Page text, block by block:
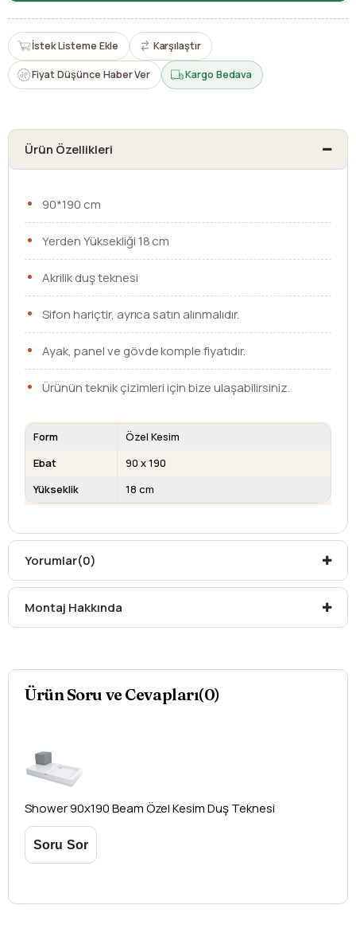
İstek Listeme Ekle Karşılaştır
Fiyat Düşünce Haber Ver Kargo Bedava
Ürün Özellikleri
90*190 cm
Yerden Yüksekliği 18 cm
Akrilik duş teknesi
Sifon hariçtir, ayrıca satın alınmalıdır.
Ayak, panel ve gövde komple fiyatıdır.
Ürünün teknik çizimleri için bize ulaşabilirsiniz.
Form
Özel Kesim
Ebat
90 x 190
Yükseklik
18 cm
mesafelere göre değişiklik gösterebilir.
Kargo teslimatlarında mesafelerden dolayı
Kargonuzu teslim alırken hasarlı olabileceğini
düşündüğünüz ürünler için
yazdırmanız gerekmektedir.
Yorumlar(0)
Montaj Hakkında
Ürün Soru ve Cevapları(0)
Shower90x190 Beam Özel Kesim Duş Teknesi